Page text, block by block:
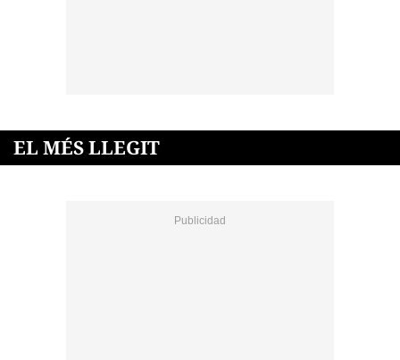
EL MÉS LLEGIT